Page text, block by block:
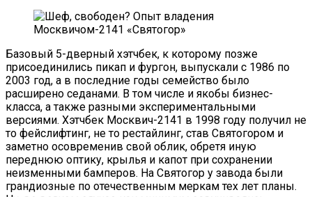
Базовый 5-дверный хэтчбек, к которому позже
присоединились пикап и фургон, выпускали с 1986 по
2003 год, а в последние годы семейство было
расширено седанами. В том числе и якобы бизнес-
класса, а также разными экспериментальными
версиями. Хэтчбек Москвич-2141 в 1998 году получил не
то фейслифтинг, не то рестайлинг, став Святогором и
заметно осовременив свой облик, обретя иную
переднюю оптику, крылья и капот при сохранении
неизменными бамперов. На Святогор у завода были
грандиозные по отечественным меркам тех лет планы.